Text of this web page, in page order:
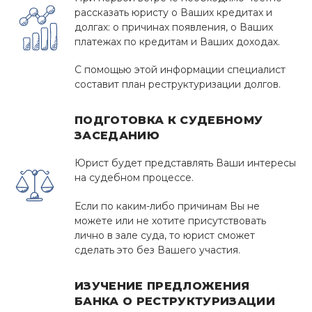
В ЧЕМ ПРЕИМУЩЕСТВО
ОПТИМИЗАЦИИ?
задолженности вы не рискуете расстаться
со своим имуществом
отсутствуют расходы на госпошлины;
по решению суда супруг не отвечает по
вашим обязательствам.
ЧТО НЕОБХОДИМО ДЛЯ
ПОЛУЧЕНИЯ УСЛУГИ
Для заключения договора вы можете обратиться
в любой ближайший к вам офис или сделать это
рассказать юристу о Ваших кредитах и
долгах: о причинах появления, о Ваших
платежах по кредитам и Ваших доходах.
С помощью этой информации специалист
составит план реструктуризации долгов.
ПОДГОТОВКА К СУДЕБНОМУ
ЗАСЕДАНИЮ
Юрист будет представлять Ваши интересы
на судебном процессе.
Если по каким-либо причинам Вы не
можете или не хотите присутствовать
лично в зале суда, то юрист сможет
сделать это без Вашего участия.
ИЗУЧЕНИЕ ПРЕДЛОЖЕНИЯ
БАНКА О РЕСТРУКТУРИЗАЦИИ